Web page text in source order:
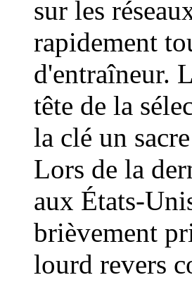
sur les
rapidement
d'entraîneur.
tête de la
la clé un
Lors de la
aux États-
brièvement
lourd revers